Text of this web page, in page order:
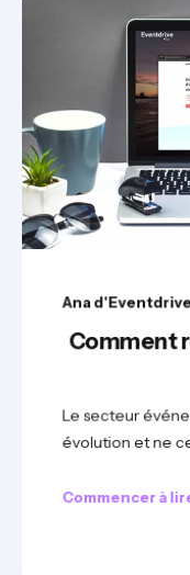
Ana d'Eventdrive
Comment
Le secteur
évolution et ne
Commencer à